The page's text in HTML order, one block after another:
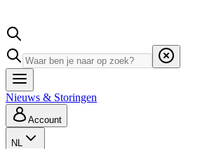
Nieuws & Storingen
Account
NL